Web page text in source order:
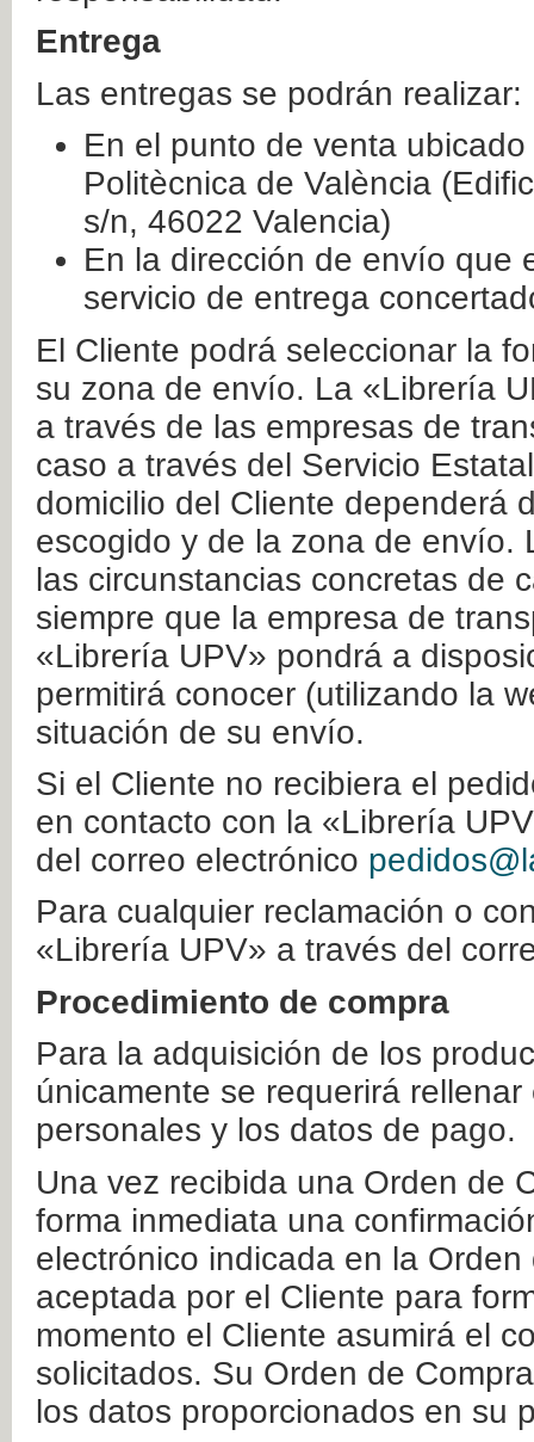
Entrega
Las entregas se podrán realizar:
En el punto de venta
Politècnica de València
s/n, 46022 Valencia)
En la dirección de envío que
servicio de entrega
El Cliente podrá seleccionar la
su zona de envío. La «Librería
a través de las empresas de
caso a través del Servicio
domicilio del Cliente dependerá
escogido y de la zona de envío.
las circunstancias concretas de
siempre que la empresa de
«Librería UPV» pondrá a
permitirá conocer (utilizando la
situación de su envío.
Si el Cliente no recibiera el
en contacto con la «Librería
del correo electrónico
Para cualquier reclamación o
«Librería UPV» a través del
Procedimiento de compra
Para la adquisición de los
únicamente se requerirá
personales y los datos de pago.
Una vez recibida una Orden de
forma inmediata una
electrónico indicada en la
aceptada por el Cliente para
momento el Cliente asumirá el
solicitados. Su Orden de
los datos proporcionados en su